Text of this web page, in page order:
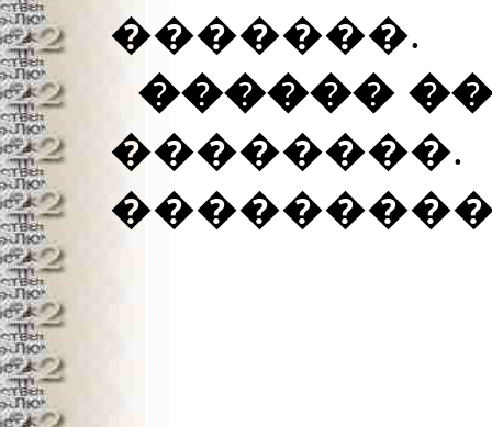
�������.
������